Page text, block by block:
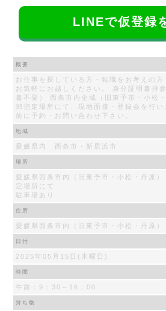
LINEで仮登録
概要
お仕事を探している方・転職をお考えの
お気軽にお越しください。 身分証明書持
書不要） 西条市内全域（旧東予市・小松
郊指定場所にて、現地面接・登録会を行
前に予約・お問い合わせ下さい。
地域
愛媛県内 西条市・新居浜市
場所
愛媛県西条市内（旧東予市・小松・丹原
定場所にて
駐車場あり
住所
愛媛県西条市内（旧東予市・小松・丹原
日付
2025年05月15日(木曜日)
時間
午前：9：30～16：00
持ち物